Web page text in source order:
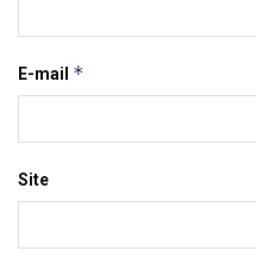
E-mail *
Site